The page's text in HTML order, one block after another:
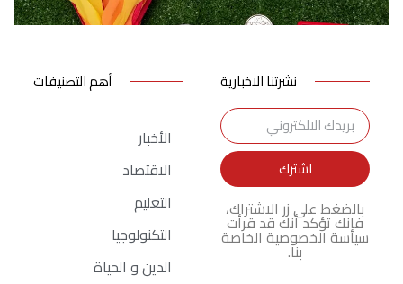
نشرتنا الاخبارية
اشترك
بالضغط على زر الاشتراك،
فإنك تؤكد أنك قد قرأت
سياسة الخصوصية الخاصة
بنا.
أهم التصنيفات
الأخبار
الاقتصاد
التعليم
التكنولوجيا
الدين و الحياة